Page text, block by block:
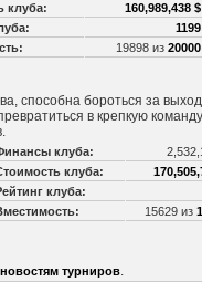
клуба:
160,989,438 $
1199
19898 из 20000
способна бороться за
в крепкую
клуба:
клуба:
клуба:
15629 из
новостям турниров.